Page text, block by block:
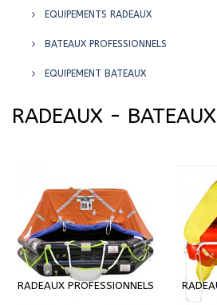
EQUIPEMENTS RADEAUX
BATEAUX PROFESSIONNELS
EQUIPEMENT BATEAUX
RADEAUX - BATEAUX
RADEAUX PROFESSIONNELS